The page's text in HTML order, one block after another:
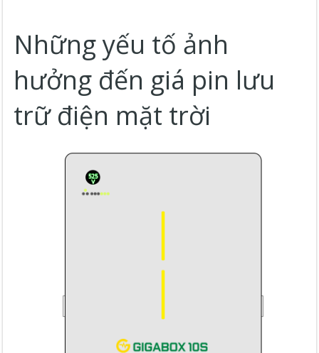
Những yếu tố ảnh
hưởng đến giá pin lưu
trữ điện mặt trời